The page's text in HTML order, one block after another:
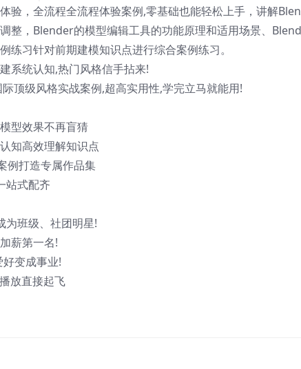
❅
❅
验，全流程全流程体验案例,零基础也能轻松上手，讲解
整，Blender的模型编辑工具的功能原理和适用场景、
练习针对前期建模知识点进行综合案例练习。
系统认知,热门风格信手拈来!
顶级风格实战案例,超高实用性,学完立马就能用!
型效果不再盲猜
知高效理解知识点
例打造专属作品集
站式配齐
为班级、社团明星!
薪第一名!
变成事业!
放直接起飞